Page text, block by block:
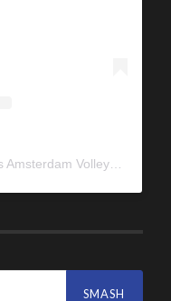
Een bericht gedeeld door Albatros Amsterdam Volleybal (@albavolley)